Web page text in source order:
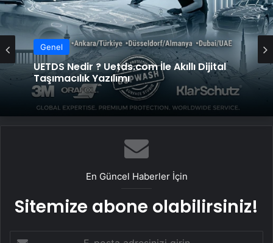
Genel
Taşımacılık Yazılımı
Genel
Vira Assistance’tan Türkiye Genelinde
Güvenli Araç Taşıma ve Yol Yardım Atağı
En Güncel Haberler İçin
Sitemize abone olabilirsiniz!